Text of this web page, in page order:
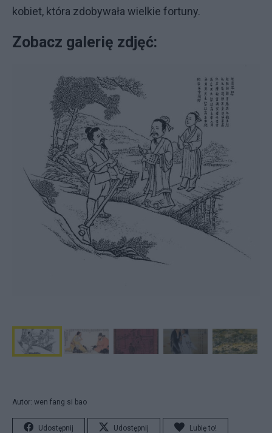
kobiet, która zdobywała wielkie fortuny.
Zobacz galerię zdjęć:
Autor: wen fang si bao
Udostępnij Udostępnij Lubię to!